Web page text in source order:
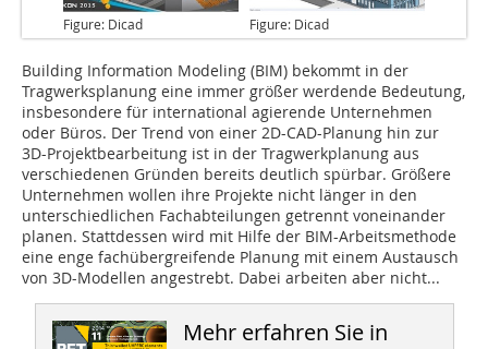
Figure: Dicad Figure: Dicad
Building Information Modeling (BIM) bekommt in der
Tragwerksplanung eine immer größer werdende Bedeutung,
insbesondere für international agierende Unternehmen
oder Büros. Der Trend von einer 2D-CAD-Planung hin zur
3D-Projektbearbeitung ist in der Tragwerkplanung aus
verschiedenen Gründen bereits deutlich spürbar. Größere
Unternehmen wollen ihre Projekte nicht länger in den
unterschiedlichen Fachabteilungen getrennt voneinander
planen. Stattdessen wird mit Hilfe der BIM-Arbeitsmethode
eine enge fachübergreifende Planung mit einem Austausch
von 3D-Modellen angestrebt. Dabei arbeiten aber nicht...
Mehr erfahren Sie in